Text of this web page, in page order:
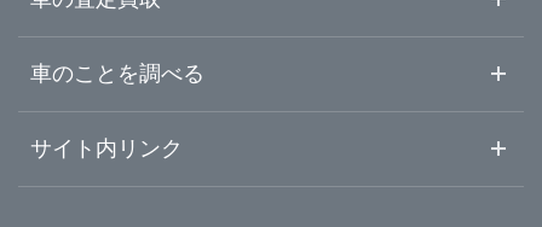
ガリバーアウトレット石巻店
ガリバー石巻店
名取市
大崎市
福島県
初めての中古車購入ガイド
車査定・車買取ならガリバー
ガリバーの査定が選ばれる理由
車のことを調べる
車初心者まとめ
サイト内リンク